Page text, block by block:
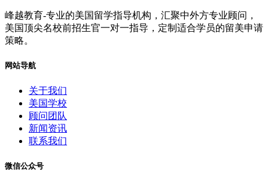
峰越教育-专业的美国留学指导机构，汇聚中外方专业顾问，
美国顶尖名校前招生官一对一指导，定制适合学员的留美申请
策略。
网站导航
关于我们
美国学校
顾问团队
新闻资讯
联系我们
微信公众号